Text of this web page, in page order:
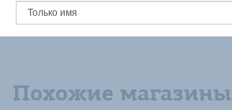
Похожие магазины